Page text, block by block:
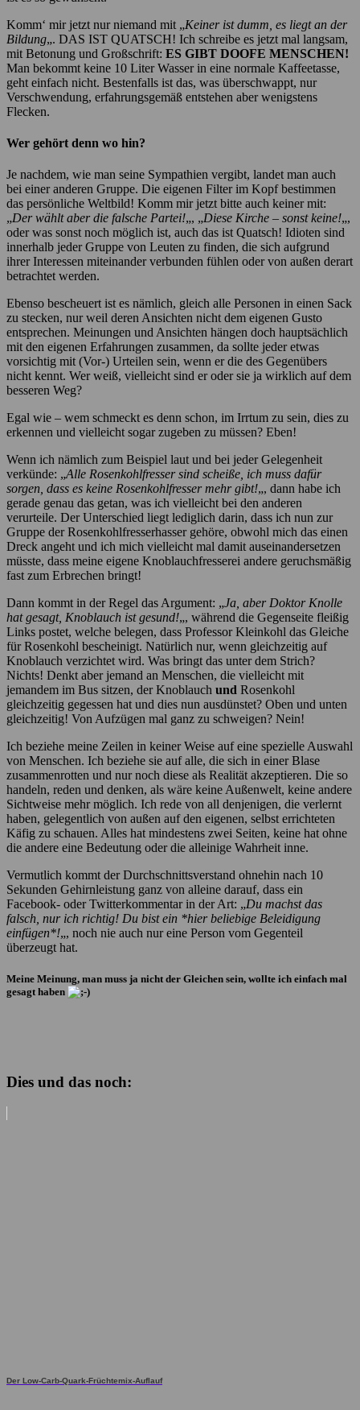
Komm‘ mir jetzt nur niemand mit „Keiner ist dumm, es liegt an der
Bildung„. DAS IST QUATSCH! Ich schreibe es jetzt mal langsam,
mit Betonung und Großschrift: ES GIBT DOOFE MENSCHEN!
Man bekommt keine 10 Liter Wasser in eine normale Kaffeetasse,
geht einfach nicht. Bestenfalls ist das, was überschwappt, nur
Verschwendung, erfahrungsgemäß entstehen aber wenigstens
Flecken.
Wer gehört denn wo hin?
Je nachdem, wie man seine Sympathien vergibt, landet man auch
bei einer anderen Gruppe. Die eigenen Filter im Kopf bestimmen
das persönliche Weltbild! Komm mir jetzt bitte auch keiner mit:
„Der wählt aber die falsche Partei!„, „Diese Kirche – sonst keine!„,
oder was sonst noch möglich ist, auch das ist Quatsch! Idioten sind
innerhalb jeder Gruppe von Leuten zu finden, die sich aufgrund
ihrer Interessen miteinander verbunden fühlen oder von außen derart
betrachtet werden.
Ebenso bescheuert ist es nämlich, gleich alle Personen in einen Sack
zu stecken, nur weil deren Ansichten nicht dem eigenen Gusto
entsprechen. Meinungen und Ansichten hängen doch hauptsächlich
mit den eigenen Erfahrungen zusammen, da sollte jeder etwas
vorsichtig mit (Vor-) Urteilen sein, wenn er die des Gegenübers
nicht kennt. Wer weiß, vielleicht sind er oder sie ja wirklich auf dem
besseren Weg?
Egal wie – wem schmeckt es denn schon, im Irrtum zu sein, dies zu
erkennen und vielleicht sogar zugeben zu müssen? Eben!
Wenn ich nämlich zum Beispiel laut und bei jeder Gelegenheit
verkünde: „Alle Rosenkohlfresser sind scheiße, ich muss dafür
sorgen, dass es keine Rosenkohlfresser mehr gibt!„, dann habe ich
gerade genau das getan, was ich vielleicht bei den anderen
verurteile. Der Unterschied liegt lediglich darin, dass ich nun zur
Gruppe der Rosenkohlfresserhasser gehöre, obwohl mich das einen
Dreck angeht und ich mich vielleicht mal damit auseinandersetzen
müsste, dass meine eigene Knoblauchfresserei andere geruchsmäßig
fast zum Erbrechen bringt!
Dann kommt in der Regel das Argument: „Ja, aber Doktor Knolle
hat gesagt, Knoblauch ist gesund!„, während die Gegenseite fleißig
Links postet, welche belegen, dass Professor Kleinkohl das Gleiche
für Rosenkohl bescheinigt. Natürlich nur, wenn gleichzeitig auf
Knoblauch verzichtet wird. Was bringt das unter dem Strich?
Nichts! Denkt aber jemand an Menschen, die vielleicht mit
jemandem im Bus sitzen, der Knoblauch und Rosenkohl
gleichzeitig gegessen hat und dies nun ausdünstet? Oben und unten
gleichzeitig! Von Aufzügen mal ganz zu schweigen? Nein!
Ich beziehe meine Zeilen in keiner Weise auf eine spezielle Auswahl
von Menschen. Ich beziehe sie auf alle, die sich in einer Blase
zusammenrotten und nur noch diese als Realität akzeptieren. Die so
handeln, reden und denken, als wäre keine Außenwelt, keine andere
Sichtweise mehr möglich. Ich rede von all denjenigen, die verlernt
haben, gelegentlich von außen auf den eigenen, selbst errichteten
Käfig zu schauen. Alles hat mindestens zwei Seiten, keine hat ohne
die andere eine Bedeutung oder die alleinige Wahrheit inne.
Vermutlich kommt der Durchschnittsverstand ohnehin nach 10
Sekunden Gehirnleistung ganz von alleine darauf, dass ein
Facebook- oder Twitterkommentar in der Art: „Du machst das
falsch, nur ich richtig! Du bist ein *hier beliebige Beleidigung
einfügen*!„, noch nie auch nur eine Person vom Gegenteil
überzeugt hat.
Meine Meinung, man muss ja nicht der Gleichen sein, wollte ich einfach mal
gesagt haben
Dies und das noch:
Der Low-Carb-Quark-Früchtemix-Auflauf